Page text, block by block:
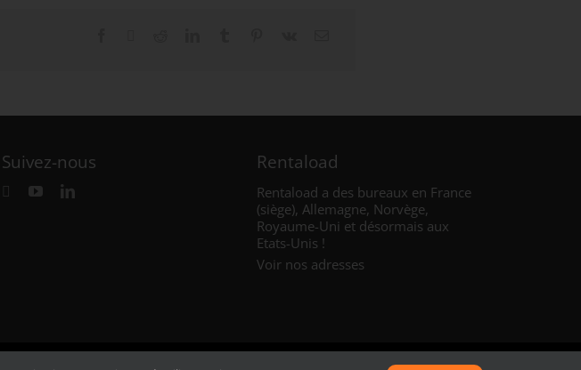
Suivez-nous Rentaload
Rentaload a des bureaux en France
(siège), Allemagne, Norvège,
Royaume-Uni et désormais aux
Etats-Unis !
Voir nos adresses